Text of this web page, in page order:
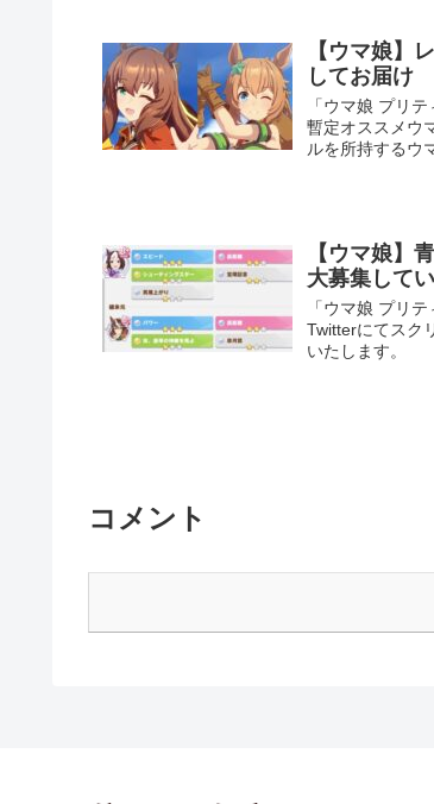
【ウマ娘】
してお届け
「ウマ娘 プリ
暫定オススメウ
ルを所持するウ
【ウマ娘】
大募集して
「ウマ娘 プリ
Twitterにてスク
いたします。
コメント